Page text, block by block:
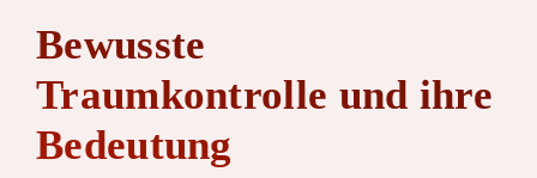
Bewusste
Traumkontrolle und ihre
Bedeutung